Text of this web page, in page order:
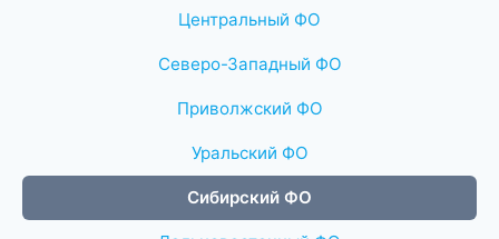
Центральный ФО
Северо-Западный ФО
Приволжский ФО
Уральский ФО
Сибирский ФО